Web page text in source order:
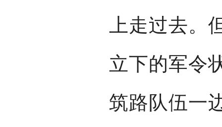
上走过去。
立下的军令
筑路队伍一